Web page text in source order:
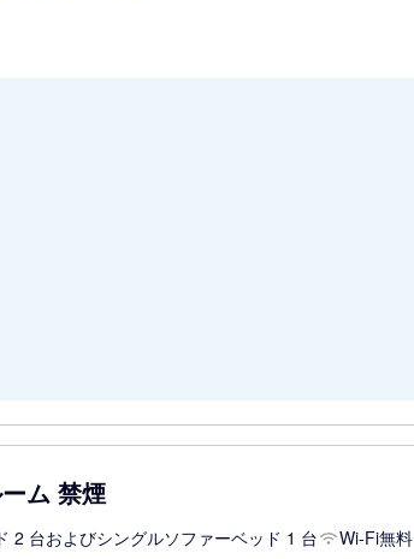
ム 禁煙
2 台およびシングルソファーベッド 1 台 Wi-Fi無料